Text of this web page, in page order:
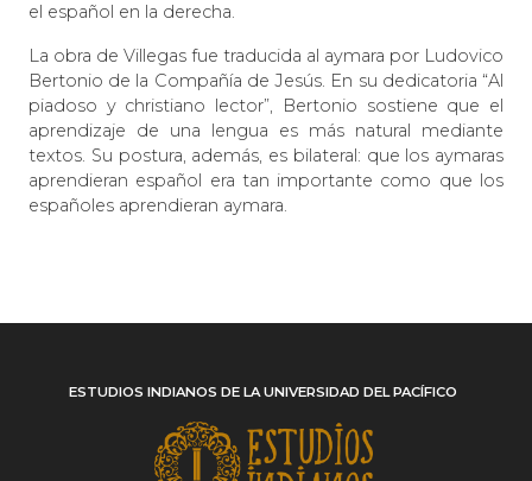
el español en la derecha.
La obra de Villegas fue traducida al aymara por Ludovico
Bertonio de la Compañía de Jesús. En su dedicatoria “Al
piadoso y christiano lector”, Bertonio sostiene que el
aprendizaje de una lengua es más natural mediante
textos. Su postura, además, es bilateral: que los aymaras
aprendieran español era tan importante como que los
españoles aprendieran aymara.
ESTUDIOS INDIANOS DE LA UNIVERSIDAD DEL PACÍFICO